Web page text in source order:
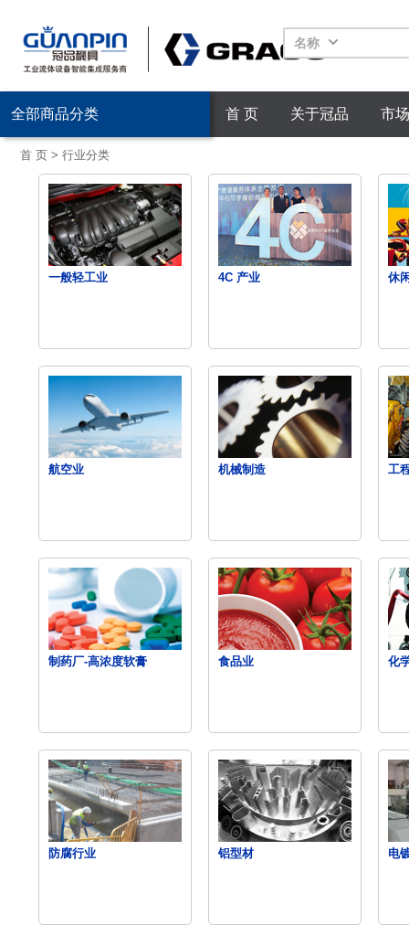
名称
首 页 关于冠品 市
全部商品分类
首 页> 行业分类
一般轻工业 4C 产业 休
航空业 机械制造 工
制药厂-高浓度软膏 食品业 化
防腐行业 铝型材 电